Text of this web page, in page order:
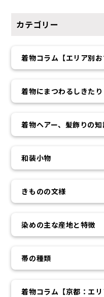
カテゴリー
着物コラム【エリア別お
着物にまつわるしきた
着物ヘアー、髪飾りの知
和装小物
きものの文様
染めの主な産地と特徴
帯の種類
着物コラム【京都：エリ